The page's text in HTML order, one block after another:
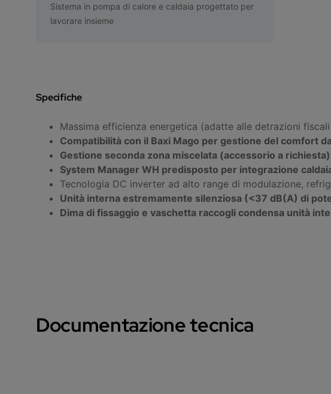
Sistema in pompa di calore e caldaia progettato per
lavorare insieme
Specifiche
Massima efficienza energetica (adatte alle detrazioni
Compatibilità con il Baxi Mago per gestione del comfort
Gestione seconda zona miscelata (accessorio a richiesta)
System Manager WH predisposto per integrazione
Tecnologia DC inverter ad alto range di modulazione,
Unità interna estremamente silenziosa (<37 dB(A) di
Dima di fissaggio e vaschetta raccogli condensa unità
Documentazione tecnica